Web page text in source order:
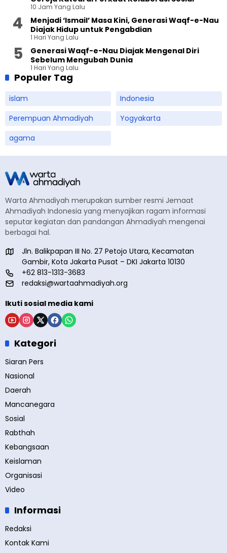
10 Jam Yang Lalu
Menjadi ‘Ismail’ Masa Kini, Generasi Waqf-e-Nau
Diajak Hidup untuk Pengabdian
1 Hari Yang Lalu
Generasi Waqf-e-Nau Diajak Mengenal Diri
Sebelum Mengubah Dunia
1 Hari Yang Lalu
Populer Tag
islam
Indonesia
Perempuan Ahmadiyah
Yogyakarta
agama
Warta Ahmadiyah merupakan sumber resmi Jemaat
Ahmadiyah Indonesia yang menyajikan ragam informasi
seputar kegiatan dan pandangan Ahmadiyah mengenai
berbagai hal.
Jln. Balikpapan III No. 27 Petojo Utara, Kecamatan
Gambir, Kota Jakarta Pusat – DKI Jakarta 10130
+62 813-1313-3683
redaksi@wartaahmadiyah.org
Ikuti sosial media kami
Kategori
Siaran Pers
Nasional
Daerah
Mancanegara
Sosial
Rabthah
Kebangsaan
Keislaman
Organisasi
Video
Informasi
Redaksi
Kontak Kami